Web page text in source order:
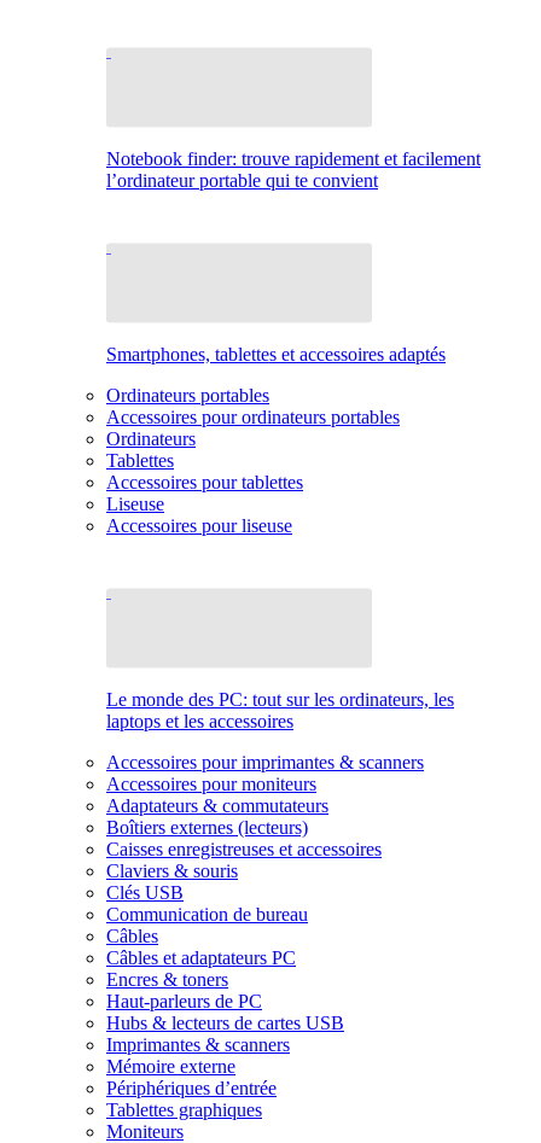
Notebook finder: trouve rapidement et facilement
l’ordinateur portable qui te convient
Smartphones, tablettes et accessoires adaptés
Ordinateurs portables
Accessoires pour ordinateurs portables
Ordinateurs
Tablettes
Accessoires pour tablettes
Liseuse
Accessoires pour liseuse
Le monde des PC: tout sur les ordinateurs, les
laptops et les accessoires
Accessoires pour imprimantes & scanners
Accessoires pour moniteurs
Adaptateurs & commutateurs
Boîtiers externes (lecteurs)
Caisses enregistreuses et accessoires
Claviers & souris
Clés USB
Communication de bureau
Câbles
Câbles et adaptateurs PC
Encres & toners
Haut-parleurs de PC
Hubs & lecteurs de cartes USB
Imprimantes & scanners
Mémoire externe
Périphériques d’entrée
Tablettes graphiques
Moniteurs